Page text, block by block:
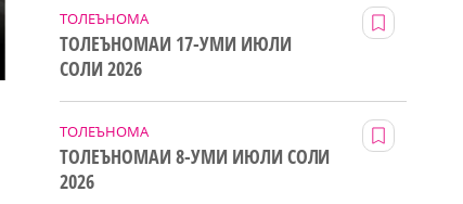
ТОЛЕЪНОМА
ТОЛЕЪНОМАИ 17-УМИ ИЮЛИ
СОЛИ 2026
ТОЛЕЪНОМА
ТОЛЕЪНОМАИ 8-УМИ ИЮЛИ СОЛИ
2026